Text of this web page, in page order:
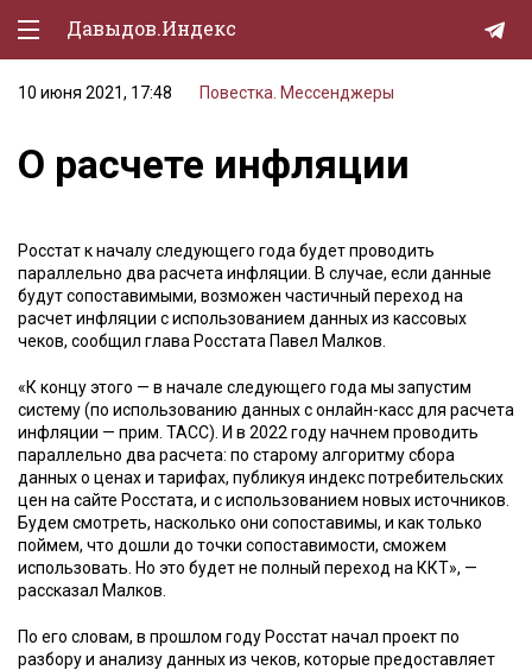
Давыдов.Индекс
Политическая жизнь
Экономика
Образование
Спорт
Культура
Lifestyle
Мурзилка
10 июня 2021, 17:48 Повестка. Мессенджеры
О расчете инфляции
Росстат к началу следующего года будет проводить
параллельно два расчета инфляции. В случае, если данные
будут сопоставимыми, возможен частичный переход на
расчет инфляции с использованием данных из кассовых
чеков, сообщил глава Росстата Павел Малков.
«К концу этого — в начале следующего года мы запустим
систему (по использованию данных с онлайн-касс для расчета
инфляции — прим. ТАСС). И в 2022 году начнем проводить
параллельно два расчета: по старому алгоритму сбора
данных о ценах и тарифах, публикуя индекс потребительских
цен на сайте Росстата, и с использованием новых источников.
Будем смотреть, насколько они сопоставимы, и как только
поймем, что дошли до точки сопоставимости, сможем
использовать. Но это будет не полный переход на ККТ», —
рассказал Малков.
По его словам, в прошлом году Росстат начал проект по
разбору и анализу данных из чеков, которые предоставляет